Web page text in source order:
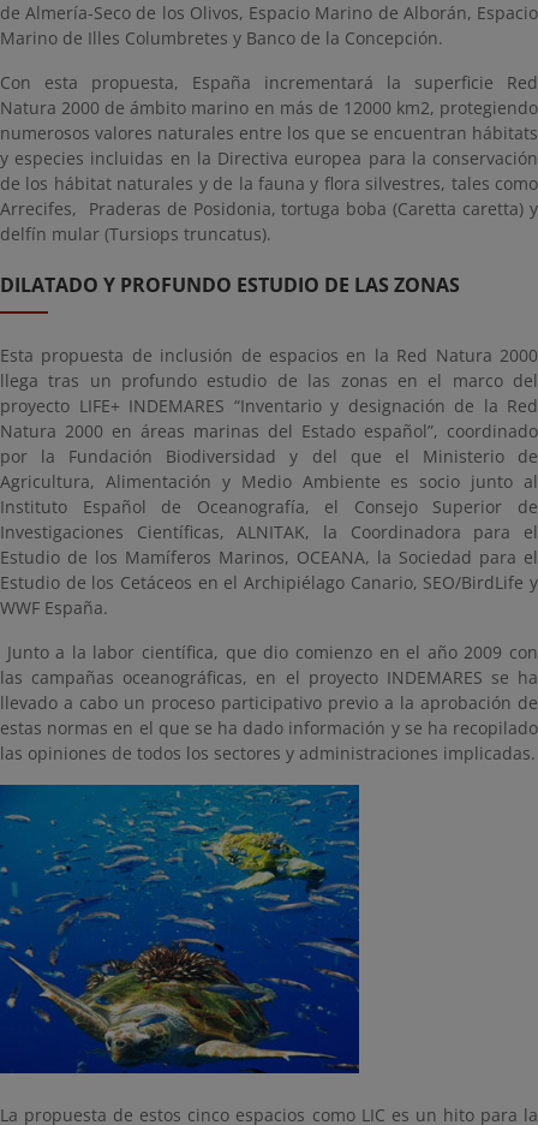
de Almería-Seco de los Olivos, Espacio Marino de Alborán, Espacio
Marino de Illes Columbretes y Banco de la Concepción.
Con esta propuesta, España incrementará la superficie Red
Natura 2000 de ámbito marino en más de 12000 km2, protegiendo
numerosos valores naturales entre los que se encuentran hábitats
y especies incluidas en la Directiva europea para la conservación
de los hábitat naturales y de la fauna y flora silvestres, tales como
Arrecifes, Praderas de Posidonia, tortuga boba (Caretta caretta) y
delfín mular (Tursiops truncatus).
DILATADO Y PROFUNDO ESTUDIO DE LAS ZONAS
Esta propuesta de inclusión de espacios en la Red Natura 2000
llega tras un profundo estudio de las zonas en el marco del
proyecto LIFE+ INDEMARES “Inventario y designación de la Red
Natura 2000 en áreas marinas del Estado español”, coordinado
por la Fundación Biodiversidad y del que el Ministerio de
Agricultura, Alimentación y Medio Ambiente es socio junto al
Instituto Español de Oceanografía, el Consejo Superior de
Investigaciones Científicas, ALNITAK, la Coordinadora para el
Estudio de los Mamíferos Marinos, OCEANA, la Sociedad para el
Estudio de los Cetáceos en el Archipiélago Canario, SEO/BirdLife y
WWF España.
Junto a la labor científica, que dio comienzo en el año 2009 con
las campañas oceanográficas, en el proyecto INDEMARES se ha
llevado a cabo un proceso participativo previo a la aprobación de
estas normas en el que se ha dado información y se ha recopilado
las opiniones de todos los sectores y administraciones implicadas.
La propuesta de estos cinco espacios como LIC es un hito para la